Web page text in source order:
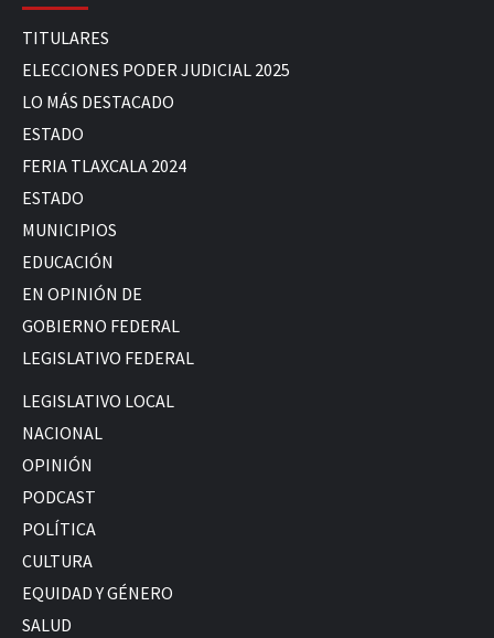
TITULARES
ELECCIONES PODER JUDICIAL 2025
LO MÁS DESTACADO
ESTADO
FERIA TLAXCALA 2024
ESTADO
MUNICIPIOS
EDUCACIÓN
EN OPINIÓN DE
GOBIERNO FEDERAL
LEGISLATIVO FEDERAL
LEGISLATIVO LOCAL
NACIONAL
OPINIÓN
PODCAST
POLÍTICA
CULTURA
EQUIDAD Y GÉNERO
SALUD